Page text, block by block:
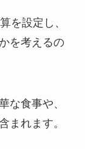
を設定し、
を考えるの
な食事や、
まれます。